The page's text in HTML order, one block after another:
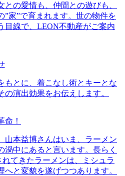
との愛情も、仲間との遊びも、
”家”で育まれます。世の物件を
目線で、LEON不動産がご案内
もとに、着こなし術とキーとな
の演出効果をお伝えします。
命！
山本益博さんはいま、ラーメン
渦中にあると言います。長らく
てきたラーメンは、ミシュラ
へと変貌を遂げつつあります。